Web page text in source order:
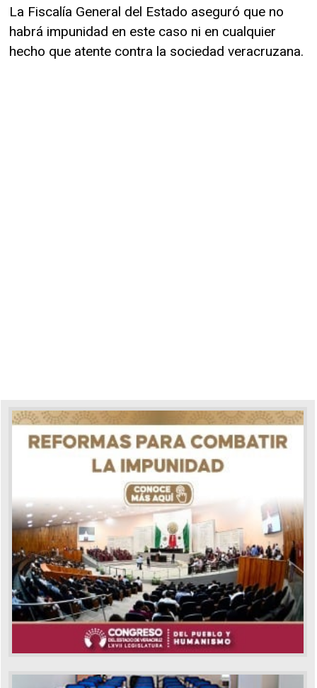
La Fiscalía General del Estado aseguró que no
habrá impunidad en este caso ni en cualquier
hecho que atente contra la sociedad veracruzana.